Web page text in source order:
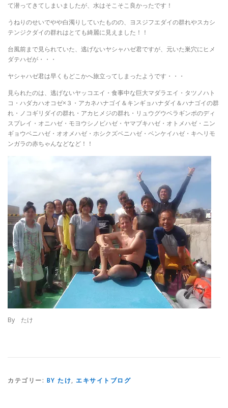
て潜ってきてしまいましたが、水はそこそこ良かったです！
うねりのせいでやや白濁りしていたものの、ヨスジフエダイの群れやスカシ
テンジクダイの群れはとても綺麗に見えました！！
台風前まで見られていた、逃げないヤシャハゼ君ですが、元いた巣穴にヒメ
ダテハゼが・・・
ヤシャハゼ君は早くもどこかへ旅立ってしまったようです・・・
見られたのは、逃げないヤッコエイ・食事中な巨大マダラエイ・タツノハト
コ・ハダカハオコゼ×３・アカネハナゴイ＆キンギョハナダイ＆ハナゴイの群
れ・ノコギリダイの群れ・アカヒメジの群れ・リュウグウベラギンポのディ
スプレイ・オニハゼ・モヨウシノビハゼ・ヤマブキハゼ・オトメハゼ・ニン
ギョウベニハゼ・オオメハゼ・ホシクズベニハゼ・ベンケイハゼ・キヘリモ
ンガラの赤ちゃんなどなど！！
By たけ
カテゴリー: BY たけ, エキサイトブログ